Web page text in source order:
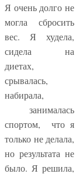
Я очень долго не
могла сбросить
вес. Я худела,
сидела на
диетах,
срывалась,
набирала,
занималась
спортом, что я
только не делала,
но результата не
было. Я решила,